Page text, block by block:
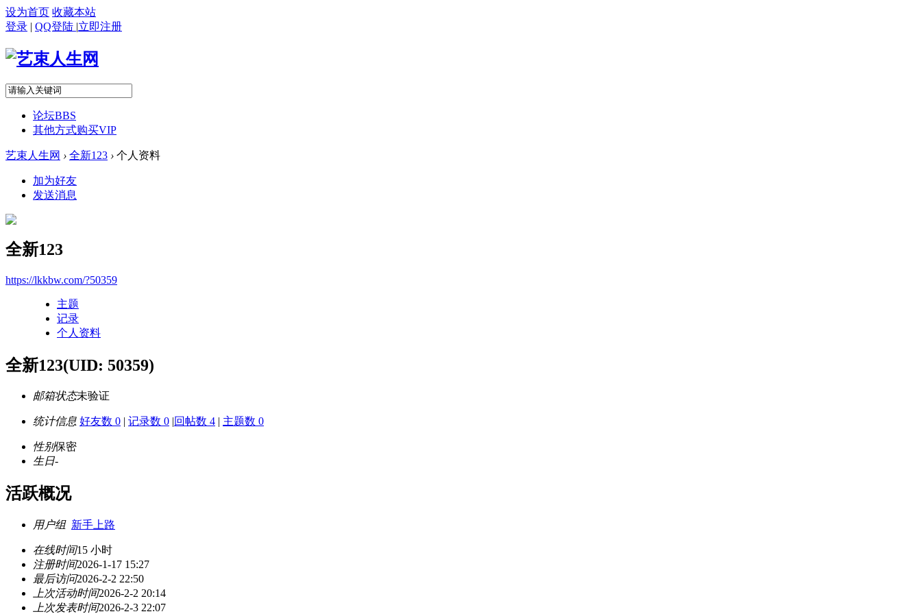
设为首页 收藏本站
登录 | QQ登陆 |立即注册
论坛BBS
其他方式购买VIP
艺束人生网 › 全新123 › 个人资料
加为好友
发送消息
全新123
https://lkkbw.com/?50359
主题
记录
个人资料
全新123(UID: 50359)
邮箱状态未验证
统计信息 好友数 0 | 记录数 0 |回帖数 4 | 主题数 0
性别保密
生日-
活跃概况
用户组 新手上路
在线时间15 小时
注册时间2026-1-17 15:27
最后访问2026-2-2 22:50
上次活动时间2026-2-2 20:14
上次发表时间2026-2-3 22:07